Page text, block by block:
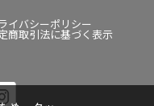
イバシーポリシー
商取引法に基づく表示